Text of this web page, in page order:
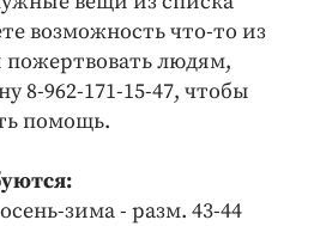
возможность что-то из
пожертвовать людям,
8-962-171-15-47, чтобы
помощь.
зима - разм. 43-44